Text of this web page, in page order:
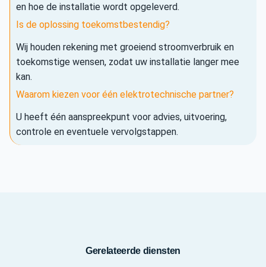
en hoe de installatie wordt opgeleverd.
Is de oplossing toekomstbestendig?
Wij houden rekening met groeiend stroomverbruik en
toekomstige wensen, zodat uw installatie langer mee
kan.
Waarom kiezen voor één elektrotechnische partner?
U heeft één aanspreekpunt voor advies, uitvoering,
controle en eventuele vervolgstappen.
Gerelateerde diensten